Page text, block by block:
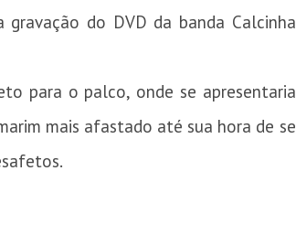
do DVD da banda Calcinha
para o palco, onde se apresentaria
mais afastado até sua hora de se